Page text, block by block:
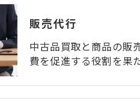
販売代行
中古品買取と商品の販
費を促進する役割を果